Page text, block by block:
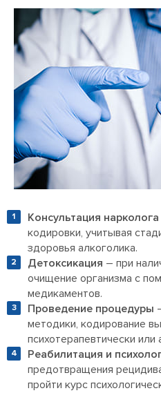
Консультация нарколога
кодировки, учитывая
здоровья алкоголика.
Детоксикация – при
очищение организма с
медикаментов.
Проведение процедуры
методики, кодирование
психотерапевтически
Реабилитация и
предотвращения
пройти курс